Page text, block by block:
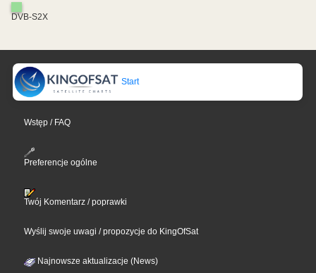
DVB-S2X
Start
Wstęp / FAQ
Preferencje ogólne
Twój Komentarz / poprawki
Wyślij swoje uwagi / propozycje do KingOfSat
Najnowsze aktualizacje (News)